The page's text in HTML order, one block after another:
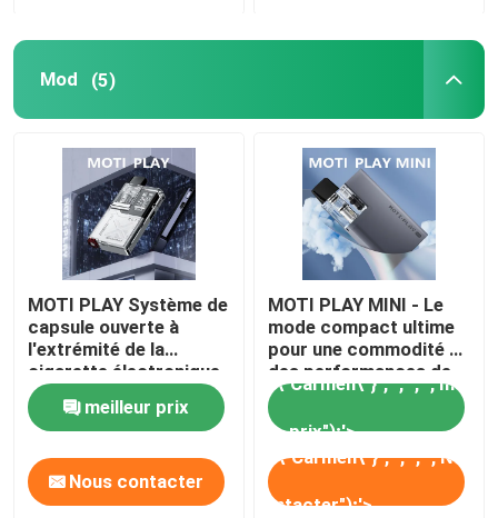
Mod (5)
MOTI PLAY Système de
capsule ouverte à
l'extrémité de la
cigarette électronique
avec une puissance de
30 W et un écran de
0,96 "
meilleur prix
Nous contacter
MOTI PLAY MINI - Le
mode compact ultime
pour une commodité et
des performances de
vapotage inégalées
prix");'>
\",\"username\":\"Carmen\"}","","","","Nous
contacter");'>